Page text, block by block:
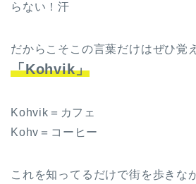
らない！汗
だからこそこの言葉だけはぜひ覚
「Kohvik」
Kohvik＝カフェ
Kohv＝コーヒー
これを知ってるだけで街を歩きな